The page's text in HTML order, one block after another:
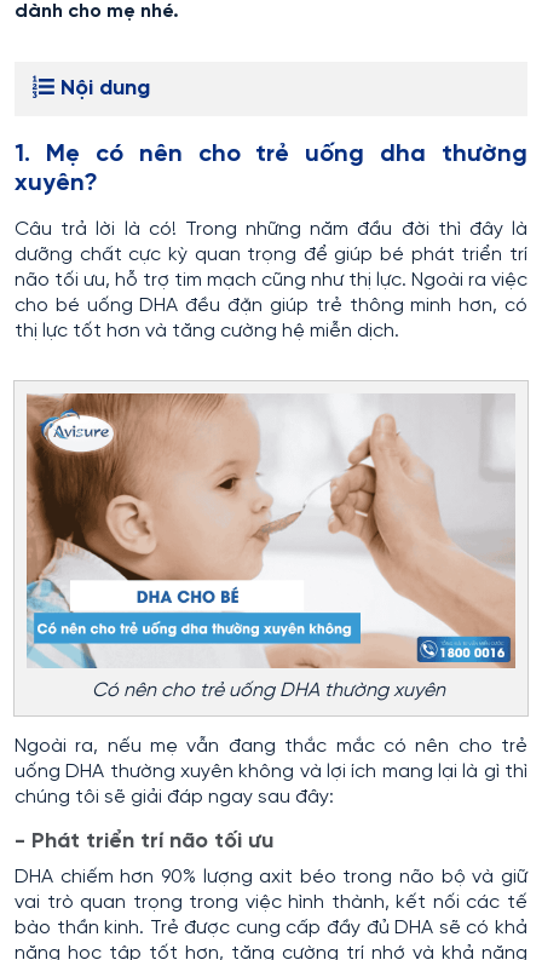
dành cho mẹ nhé.
Nội dung
1. Mẹ có nên cho trẻ uống dha thường
xuyên?
Câu trả lời là có! Trong những năm đầu đời thì đây là
dưỡng chất cực kỳ quan trọng để giúp bé phát triển trí
não tối ưu, hỗ trợ tim mạch cũng như thị lực. Ngoài ra việc
cho bé uống DHA đều đặn giúp trẻ thông minh hơn, có
thị lực tốt hơn và tăng cường hệ miễn dịch.
Có nên cho trẻ uống DHA thường xuyên
Ngoài ra, nếu mẹ vẫn đang thắc mắc có nên cho trẻ
uống DHA thường xuyên không và lợi ích mang lại là gì thì
chúng tôi sẽ giải đáp ngay sau đây:
- Phát triển trí não tối ưu
DHA chiếm hơn 90% lượng axit béo trong não bộ và giữ
vai trò quan trọng trong việc hình thành, kết nối các tế
bào thần kinh. Trẻ được cung cấp đầy đủ DHA sẽ có khả
năng học tập tốt hơn, tăng cường trí nhớ và khả năng